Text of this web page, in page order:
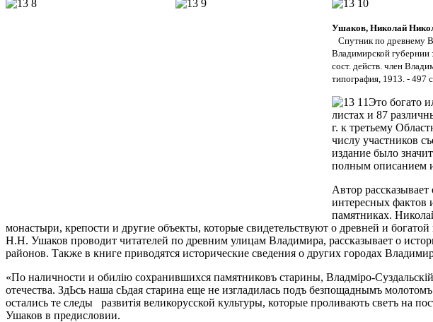
Ушаков, Николай
Спутник по древнему
Владимирской губернии
сост. действ. член
типография, 1913. - 497
Это богато
листах и 87
г. к третьему
числу участников
издание было
полным описанием
Автор
интересных фактов
памятниках.
монастыри, крепости и другие объекты, которые свидетельствуют о древней и богатой
Н.Н. Ушаков проводит читателей по древним улицам Владимира, рассказывает о
районов. Также в книге приводятся исторические сведения о других городах
«По наличности и обилiю сохранившихся памятниковъ старины, Владмiро-
отечества. ЗдЬсь наша сЬдая старина еще не изгладилась подъ безпощаднымъ
остались те следы развитiя великорусской культуры, которые проливають светъ на
Ушаков в предисловии.